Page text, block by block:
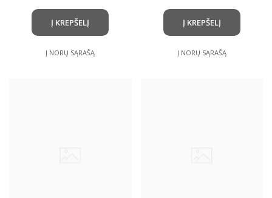
Į KREPŠELĮ
Į NORŲ SĄRAŠĄ
Į KREPŠELĮ
Į NORŲ SĄRAŠĄ